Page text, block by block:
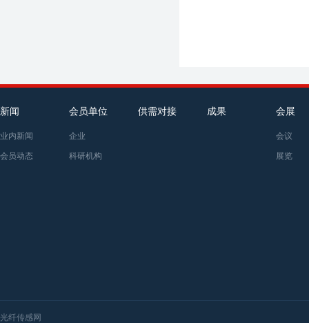
新闻
业内新闻
会员动态
会员单位
企业
科研机构
供需对接 成果 会展
会议
展览
光纤传感网